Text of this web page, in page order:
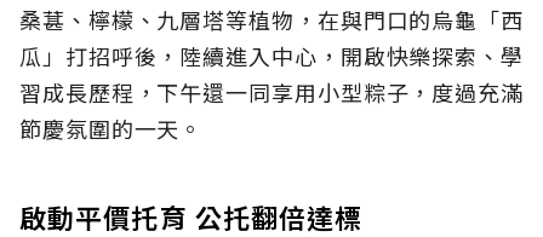
桑葚、檸檬、九層塔等植物，在與門口的烏龜「西
瓜」打招呼後，陸續進入中心，開啟快樂探索、學
習成長歷程，下午還一同享用小型粽子，度過充滿
節慶氛圍的一天。
啟動平價托育 公托翻倍達標